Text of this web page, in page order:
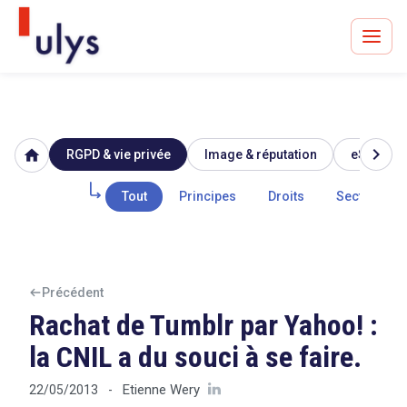
Avocats à Paris & Bruxelles
Leader en droit de l'innovation depuis 30 ans
home RGPD & vie privée Image & réputation eSanté
Tout Principes Droits Secteur
chevron_right
Précédent
Rachat de Tumblr par Yahoo! :
la CNIL a du souci à se faire.
22/05/2013 - Etienne Wery